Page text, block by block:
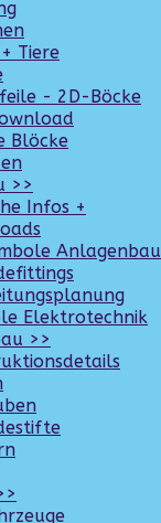
Tiere
- 2D-Böcke
Blöcke
>>
Infos +
Anlagenbau
Elektrotechnik
>>